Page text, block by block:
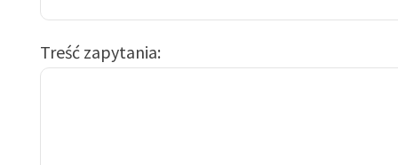
Treść zapytania